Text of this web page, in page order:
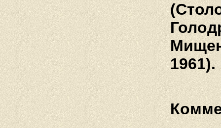
1961).